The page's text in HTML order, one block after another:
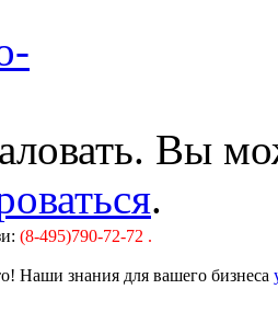
Вы
.
(8-495)790-72-72 .
Наши знания для вашего бизнеса